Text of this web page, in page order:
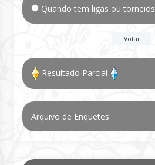
Quando tem ligas ou torneios
Resultado Parcial
Arquivo de Enquetes